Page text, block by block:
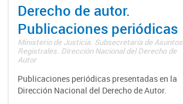
Derecho de autor.
Publicaciones periódicas
Ministerio de Justicia. Subsecretaría de Asuntos
Registrales. Dirección Nacional del Derecho de
Autor
Publicaciones periódicas presentadas en la
Dirección Nacional del Derecho de Autor.